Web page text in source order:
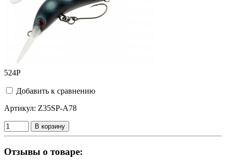
524Р
Добавить к сравнению
Артикул: Z35SP-A78
В корзину
Отзывы о товаре: